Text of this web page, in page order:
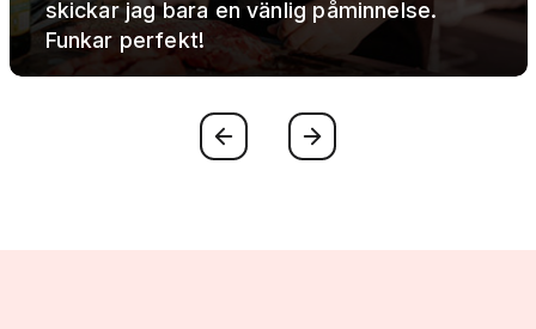
skickar jag bara en vänlig påminnelse.
Funkar perfekt!
FöregåendeNästa